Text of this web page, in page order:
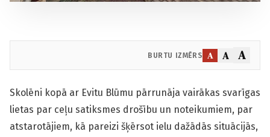
BURTU IZMĒRS A A A
Skolēni kopā ar Evitu Blūmu pārrunāja vairākas svarīgas
lietas par ceļu satiksmes drošību un noteikumiem, par
atstarotājiem, kā pareizi šķērsot ielu dažādās situācijās,